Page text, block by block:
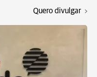
Quero divulgar